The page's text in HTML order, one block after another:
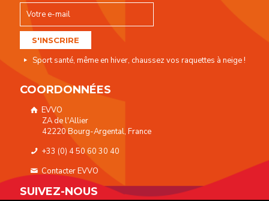
Sport santé, même en hiver, chaussez vos raquettes à neige !
COORDONNÉES
EVVO
ZA de l'Allier
42220 Bourg-Argental, France
+33 (0) 4 50 60 30 40
Contacter EVVO
SUIVEZ-NOUS